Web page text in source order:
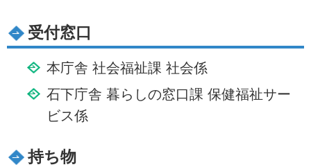
受付窓口
本庁舎 社会福祉課 社会係
石下庁舎 暮らしの窓口課 保健福祉サー
ビス係
持ち物